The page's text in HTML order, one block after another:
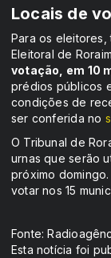
Locais de
Para os
Eleitoral de
votação, em 10
prédios públicos
condições de
ser conferida no
O Tribunal de
urnas que serão
próximo
votar nos 15
Fonte:
Esta notícia foi